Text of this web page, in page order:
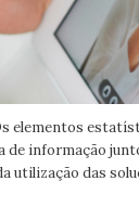
elementos
de informação
utilização das